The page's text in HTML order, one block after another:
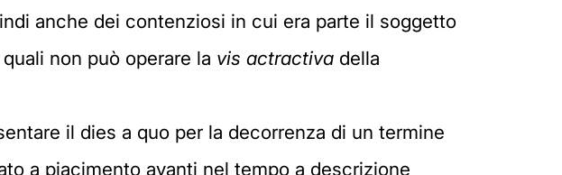
anche dei contenziosi in cui era parte il soggetto
non può operare la vis actractiva della
il dies a quo per la decorrenza di un termine
a piacimento avanti nel tempo a descrizione